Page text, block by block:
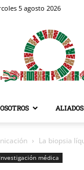
5 agosto 2026
ALIADOS
La biopsia
Investigación médica